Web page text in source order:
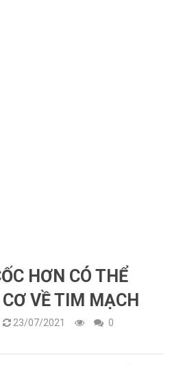
HƠN CÓ THỂ
VỀ TIM MẠCH
23/07/2021
0